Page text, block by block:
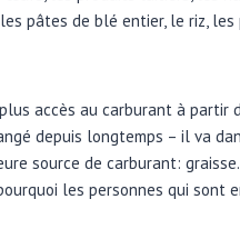
pâtes de blé entier, le riz,
accès au carburant à partir
depuis longtemps – il va
source de carburant:
les personnes qui sont